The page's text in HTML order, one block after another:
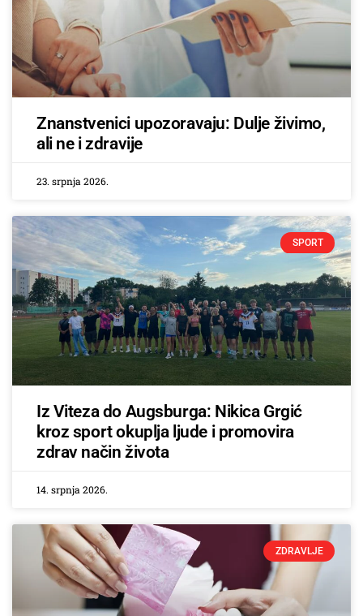
Znanstvenici upozoravaju: Dulje živimo,
ali ne i zdravije
23. srpnja 2026.
SPORT
Iz Viteza do Augsburga: Nikica Grgić
kroz sport okuplja ljude i promovira
zdrav način života
14. srpnja 2026.
ZDRAVLJE